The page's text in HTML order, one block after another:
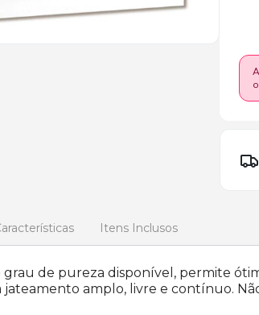
Itens Inclusos
grau de pureza disponível, permite
amplo, livre e contínuo.